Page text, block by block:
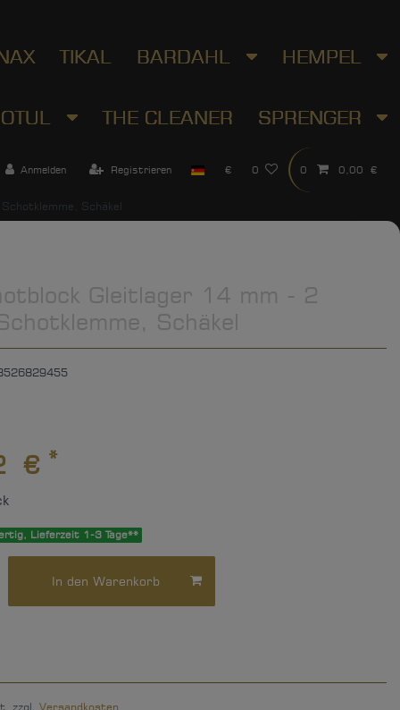
TIKAL BARDAHL HEMPEL
THE CLEANER SPRENGER
Anmelden Registrieren € 0 0 0,00 €
Schäkel
Gleitlager 14 mm - 2
Schäkel
€ *
Lieferzeit 1-3 Tage**
In den Warenkorb
zzgl. Versandkosten